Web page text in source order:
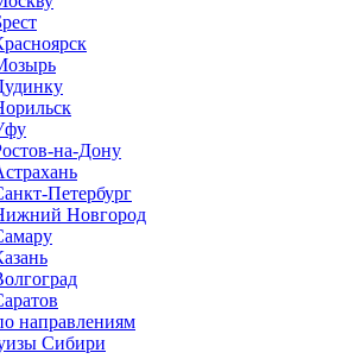
на-Дону
Петербург
Новгород
направлениям
Сибири